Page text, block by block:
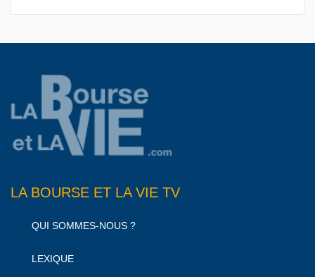
LA BOURSE ET LA VIE TV
QUI SOMMES-NOUS ?
LEXIQUE